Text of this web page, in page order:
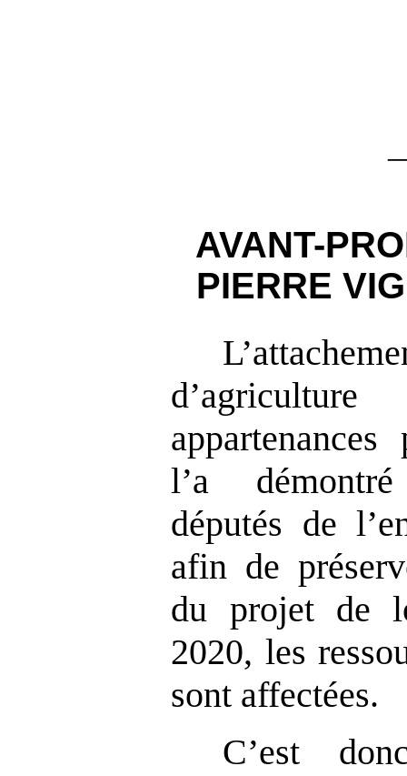
AVANT-
PIERRE
l’a
députés de
afin de
du projet de
2020, les
sont affectées.
C’est